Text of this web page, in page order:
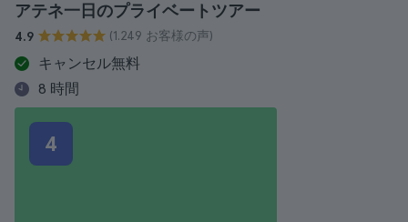
アテネ一日のプライベートツアー
4.9 (1.249 お客様の声)
キャンセル無料
8 時間
4